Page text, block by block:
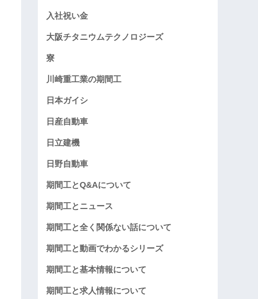
入社祝い金
大阪チタニウムテクノロジーズ
寮
川崎重工業の期間工
日本ガイシ
日産自動車
日立建機
日野自動車
期間工とQ&Aについて
期間工とニュース
期間工と全く関係ない話について
期間工と動画でわかるシリーズ
期間工と基本情報について
期間工と求人情報について